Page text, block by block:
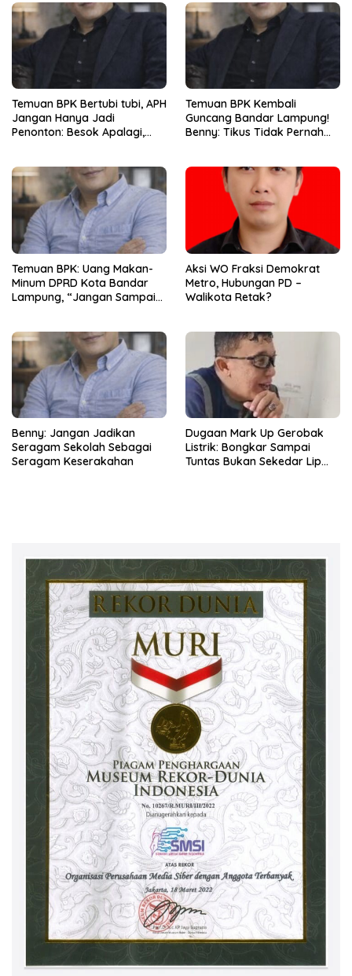
Temuan BPK Bertubi tubi, APH
Jangan Hanya Jadi
Penonton: Besok Apalagi,
Temuan BPK Kembali
Guncang Bandar Lampung!
Benny: Tikus Tidak Pernah
Temuan BPK: Uang Makan-
Minum DPRD Kota Bandar
Lampung, “Jangan Sampai
Aksi WO Fraksi Demokrat
Metro, Hubungan PD –
Walikota Retak?
Benny: Jangan Jadikan
Seragam Sekolah Sebagai
Seragam Keserakahan
Dugaan Mark Up Gerobak
Listrik: Bongkar Sampai
Tuntas Bukan Sekedar Lip